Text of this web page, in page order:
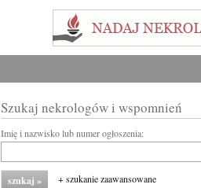
Szukaj nekrologów i wspomnień
Imię i nazwisko lub numer ogłoszenia:
+ szukanie zaawansowane